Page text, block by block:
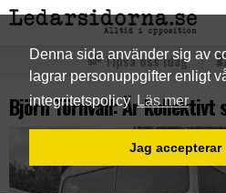
Denna sida använder sig av
lagrar personuppgifter enligt
integritetspolicy Läs mer
Jag accepterar
Tipsa oss idag
Björn Törnvall: Är kollektivt